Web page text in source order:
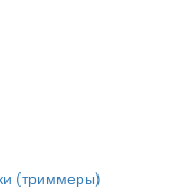
(триммеры)